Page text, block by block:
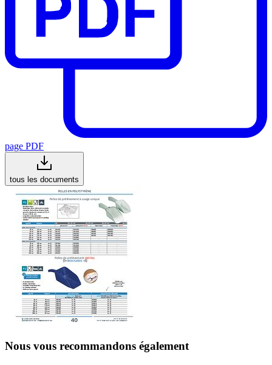
page PDF
tous les documents
Nous vous recommandons également